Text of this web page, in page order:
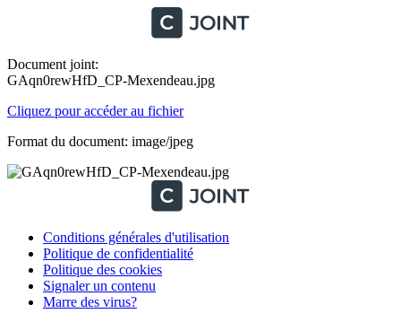
Document joint:
GAqn0rewHfD_CP-Mexendeau.jpg
Cliquez pour accéder au fichier
Format du document: image/jpeg
Conditions générales d'utilisation
Politique de confidentialité
Politique des cookies
Signaler un contenu
Marre des virus?